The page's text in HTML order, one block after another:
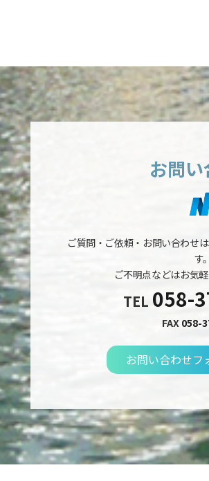
お問
ご質問・ご依頼・お問い合わせ
す。
ご不明点などはお気
TEL 058-
FAX 058-
お問い合わせフ